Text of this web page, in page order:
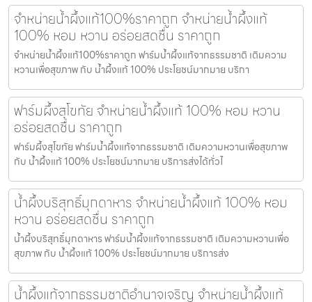
จำหน่ายน้ำผึ้งแท้100%ราคาถูก จำหน่ายน้ำผึ้งแท้
100% หอม หวาน อร่อยสดชื่น ราคาถูก
จำหน่ายน้ำผึ้งแท้100%ราคาถูก ฟาร์มน้ำผึ้งแท้จากธรรมชาติ เติมความ
หวานเพื่อสุขภาพ กับ น้ำผึ้งแท้ 100% ประโยชน์มากมาย บริกา
ฟาร์มผึ้งสุโขทัย จำหน่ายน้ำผึ้งแท้ 100% หอม หวาน
อร่อยสดชื่น ราคาถูก
ฟาร์มผึ้งสุโขทัย ฟาร์มน้ำผึ้งแท้จากธรรมชาติ เติมความหวานเพื่อสุขภาพ
กับ น้ำผึ้งแท้ 100% ประโยชน์มากมาย บริการส่งได้ทั่วไ
น้ำผึ้งบริสุทธิ์มุกดาหาร จำหน่ายน้ำผึ้งแท้ 100% หอม
หวาน อร่อยสดชื่น ราคาถูก
น้ำผึ้งบริสุทธิ์มุกดาหาร ฟาร์มน้ำผึ้งแท้จากธรรมชาติ เติมความหวานเพื่อ
สุขภาพ กับ น้ำผึ้งแท้ 100% ประโยชน์มากมาย บริการส่ง
น้ำผึ้งแท้จากธรรมชาติอำนาจเจริญ จำหน่ายน้ำผึ้งแท้